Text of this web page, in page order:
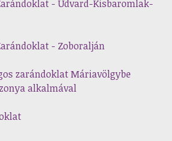
- Udvard-Kisbaromlak-
- Zoboralján
zarándoklat Máriavölgybe
alkalmával